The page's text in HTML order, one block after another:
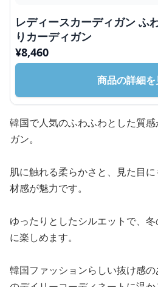
レディースカーディガン ふ
りカーディガン
¥8,460
商品の詳細を
韓国で人気のふわふわとした質
ガン。
肌に触れる柔らかさと、見た目
材感が魅力です。
ゆったりとしたシルエットで、
に楽しめます。
韓国ファッションらしい抜け感